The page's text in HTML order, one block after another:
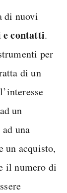
di nuovi
contatti.
per
di un
un
una
un acquisto,
il numero di